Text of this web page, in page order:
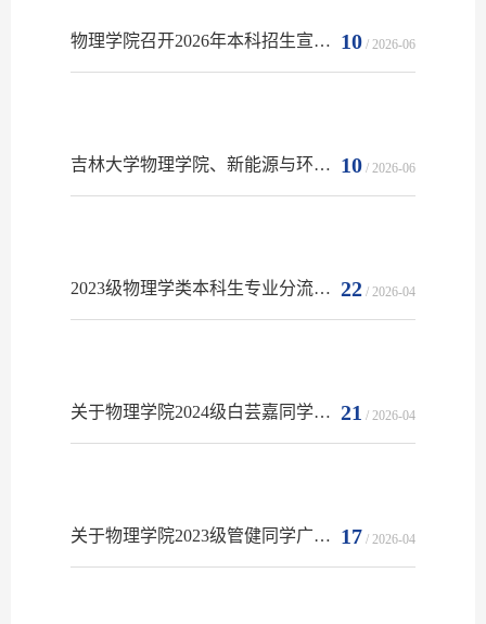
10 / 2026-06
物理学院召开2026年本科招生宣传专题培训会
10 / 2026-06
吉林大学物理学院、新能源与环境学院、法学院联合召开2026年河南省本科招生宣传工作布置会
22 / 2026-04
2023级物理学类本科生专业分流结果公示
21 / 2026-04
关于物理学院2024级白芸嘉同学物理演示实习实验课程成绩更正的公示
17 / 2026-04
关于物理学院2023级管健同学广义相对论课程成绩更正的公示